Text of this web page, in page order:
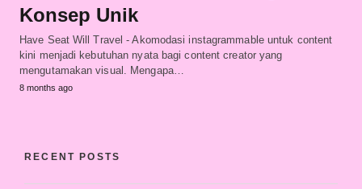
Konsep Unik
Have Seat Will Travel - Akomodasi instagrammable untuk content
kini menjadi kebutuhan nyata bagi content creator yang
mengutamakan visual. Mengapa…
8 months ago
RECENT POSTS